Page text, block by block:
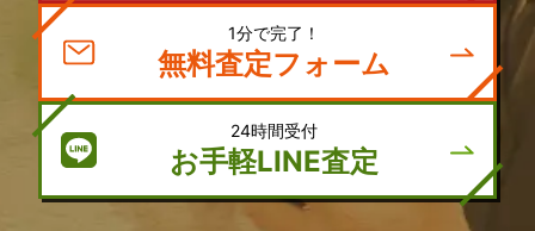
1分で完了！
無料査定フォーム
24時間受付
お手軽LINE査定